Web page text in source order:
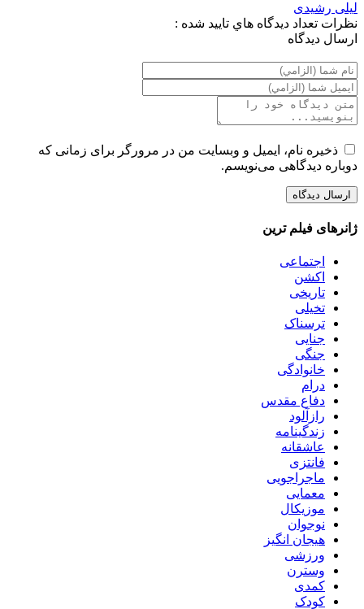
لیلی رشیدی
نظرات تعداد ديدگاه هاي تاييد شده :
ارسال ديدگاه
ذخیره نام، ایمیل و وبسایت من در مرورگر برای زمانی که
دوباره دیدگاهی می‌نویسم.
ژانرهای فیلم ترین
اجتماعی
اکشن
تاریخی
تخیلی
ترسناک
جنایی
جنگی
خانوادگی
درام
دفاع مقدس
رازآلود
زندگینامه
عاشقانه
فانتزی
ماجراجویی
معمایی
موزیکال
نوجوان
هیجان انگیز
ورزشی
وسترن
کمدی
کودک